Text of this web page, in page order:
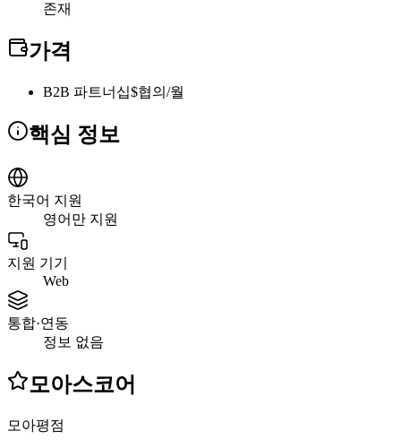
존재
가격
B2B 파트너십$협의/월
핵심 정보
한국어 지원
영어만 지원
지원 기기
Web
통합·연동
정보 없음
모아스코어
모아평점